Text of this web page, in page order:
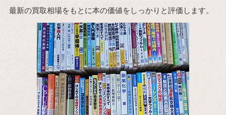
最新の買取相場をもとに本の価値をしっかりと評価します。